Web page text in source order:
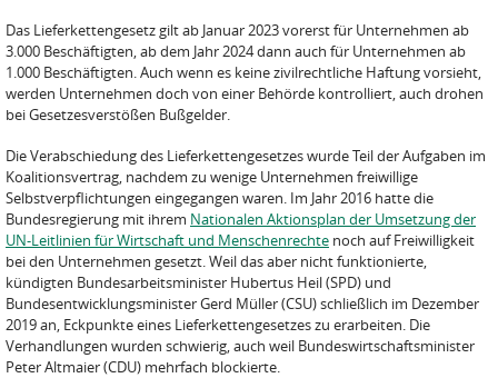
Das Lieferkettengesetz gilt ab Januar 2023 vorerst für Unternehmen ab
3.000 Beschäftigten, ab dem Jahr 2024 dann auch für Unternehmen ab
1.000 Beschäftigten. Auch wenn es keine zivilrechtliche Haftung vorsieht,
werden Unternehmen doch von einer Behörde kontrolliert, auch drohen
bei Gesetzesverstößen Bußgelder.
Die Verabschiedung des Lieferkettengesetzes wurde Teil der Aufgaben im
Koalitionsvertrag, nachdem zu wenige Unternehmen freiwillige
Selbstverpflichtungen eingegangen waren. Im Jahr 2016 hatte die
Bundesregierung mit ihrem Nationalen Aktionsplan der Umsetzung der
UN-Leitlinien für Wirtschaft und Menschenrechte noch auf Freiwilligkeit
bei den Unternehmen gesetzt. Weil das aber nicht funktionierte,
kündigten Bundesarbeitsminister Hubertus Heil (SPD) und
Bundesentwicklungsminister Gerd Müller (CSU) schließlich im Dezember
2019 an, Eckpunkte eines Lieferkettengesetzes zu erarbeiten. Die
Verhandlungen wurden schwierig, auch weil Bundeswirtschaftsminister
Peter Altmaier (CDU) mehrfach blockierte.